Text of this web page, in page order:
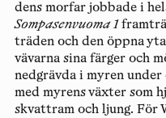
dens morfar jobbade i
Sompasenvuoma 1
träden och den öppna
vävarna sina färger och
nedgrävda i myren under
med myrens växter som
skvattram och ljung. För